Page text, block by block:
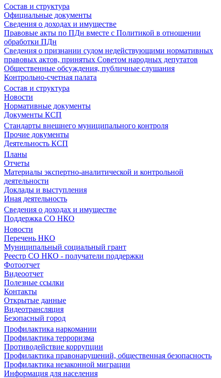
Состав и структура
Официальные документы
Сведения о доходах и имуществе
Правовые акты по ПДн вместе с Политикой в отношении
обработки ПДн
Сведения о признании судом недействующими нормативных
правовых актов, принятых Советом народных депутатов
Общественные обсуждения, публичные слушания
Контрольно-счетная палата
Состав и структура
Новости
Нормативные документы
Документы КСП
Стандарты внешнего муниципального контроля
Прочие документы
Деятельность КСП
Планы
Отчеты
Материалы экспертно-аналитической и контрольной
деятельности
Доклады и выступления
Иная деятельность
Сведения о доходах и имуществе
Поддержка СО НКО
Новости
Перечень НКО
Муниципальный социальный грант
Реестр СО НКО - получатели поддержки
Фотоотчет
Видеоотчет
Полезные ссылки
Контакты
Открытые данные
Видеотрансляция
Безопасный город
Профилактика наркомании
Профилактика терроризма
Противодействие коррупции
Профилактика правонарушений, общественная безопасность
Профилактика незаконной миграции
Информация для населения